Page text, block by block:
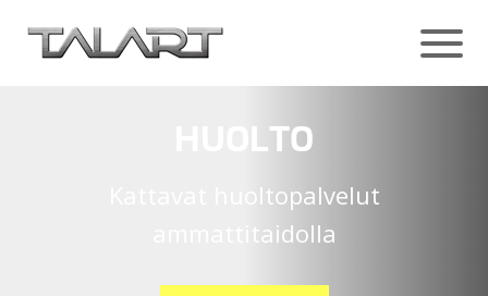
HUOLTO
Kattavat huoltopalvelut
ammattitaidolla